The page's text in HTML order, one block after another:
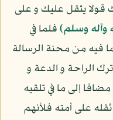
قولا يثقل عليك و على
وآله وسلم)فلما في
فيه من محنة الرسالة
الراحة و الدعة و
إلى ما في تلقيه
على أمته فلأنهم